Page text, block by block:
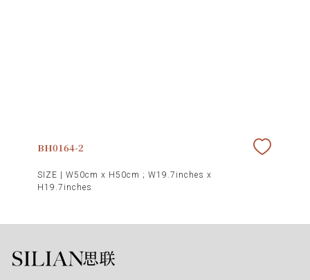
BH0164-2
SIZE | W50cm x H50cm ; W19.7inches x
H19.7inches